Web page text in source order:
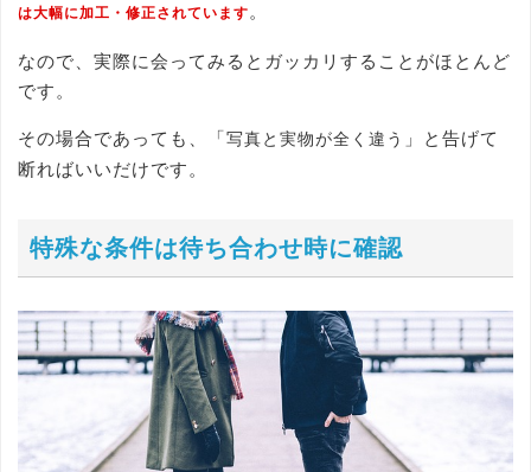
は大幅に加工・修正されています 。
なので、実際に会ってみるとガッカリすることがほとんど
です。
その場合であっても、「写真と実物が全く違う 」と告げて
断ればいいだけです。
特殊な条件は待ち合わせ時に確認